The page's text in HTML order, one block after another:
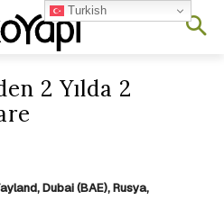
2 Yılda 2
Dubai (BAE), Rusya,
Turkish